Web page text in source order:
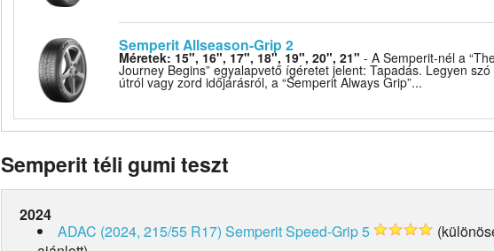
Semperit Allseason-Grip 2
Méretek: 15", 16", 17", 18", 19", 20", 21" - A Semperit-nél a
Journey Begins” egyalapvető ígéretet jelent: Tapadás. Legyen szó
útról vagy zord időjárásról, a “Semperit Always Grip”...
Semperit téli gumi teszt
2024
ADAC (2024, 215/55 R17) Semperit Speed-Grip 5